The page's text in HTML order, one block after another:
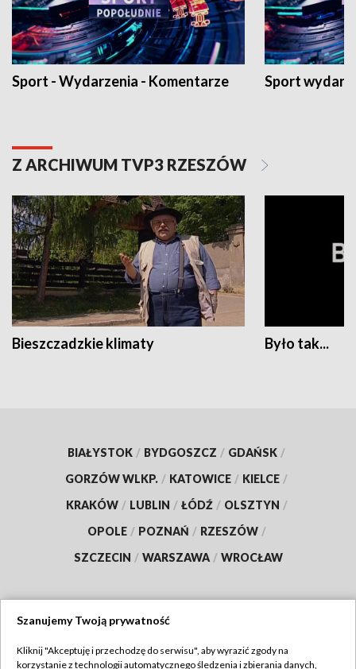
Sport - Wydarzenia - Komentarze Sport
Z ARCHIWUM TVP3 RZESZÓW
Bieszczadzkie klimaty Było tak...
BIAŁYSTOK / BYDGOSZCZ / GDAŃSK /
GORZÓW WLKP. / KATOWICE / KIELCE /
KRAKÓW / LUBLIN / ŁÓDŹ / OLSZTYN /
OPOLE / POZNAŃ / RZESZÓW /
SZCZECIN / WARSZAWA / WROCŁAW
Szanujemy Twoją prywatność
Kliknij "Akceptuję i przechodzę do serwisu", aby wyrazić zgody na
korzystanie z technologii automatycznego śledzenia i zbierania danych,